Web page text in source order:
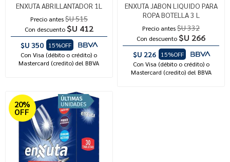
ENXUTA ABRILLANTADOR 1L
Precio antes$U 515
Con descuento $U 412
$U 350
15%OFF
Con Visa (débito o crédito) o
Mastercard (credito) del BBVA
ENXUTA JABON LIQUIDO PARA
ROPA BOTELLA 3 L
Precio antes$U 332
Con descuento $U 266
$U 226
15%OFF
Con Visa (débito o crédito) o
Mastercard (credito) del BBVA
20%
OFF